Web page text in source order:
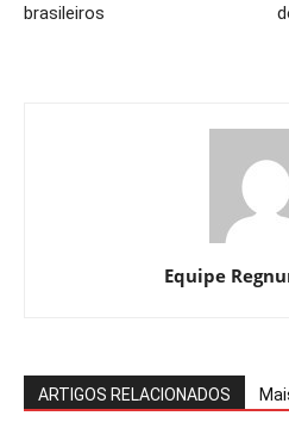
brasileiros
Equipe
ARTIGOS RELACIONADOS